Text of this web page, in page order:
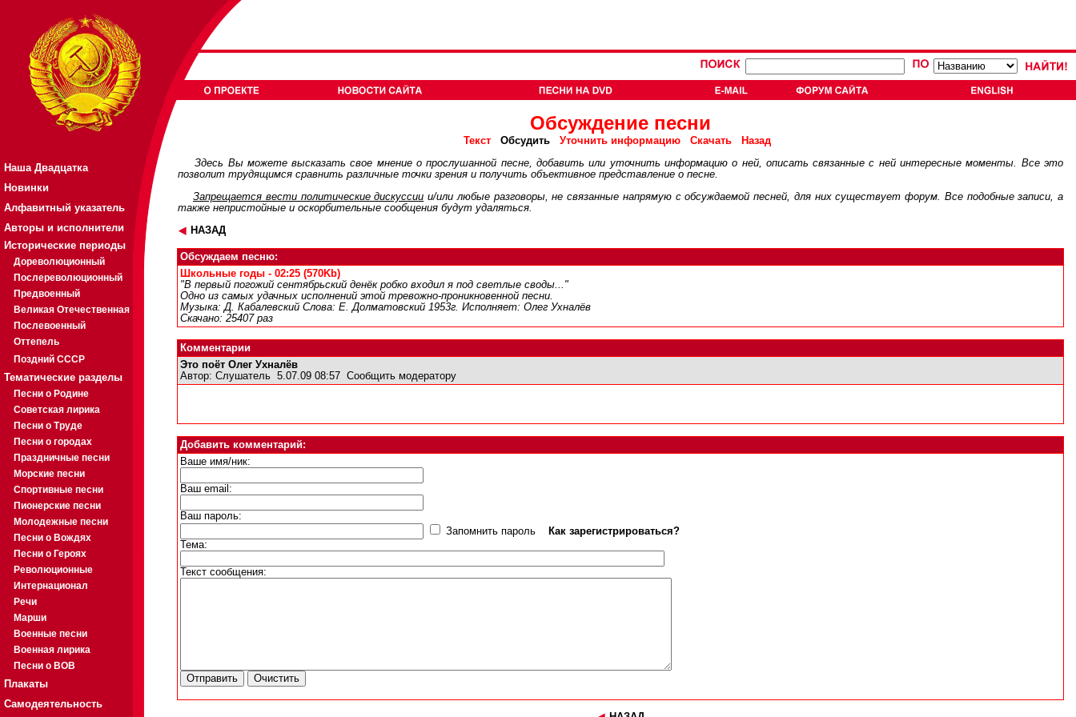
Наша Двадцатка
Новинки
Алфавитный указатель
Авторы и исполнители
Исторические периоды
Дореволюционный
Послереволюционный
Предвоенный
Великая Отечественная
Послевоенный
Оттепель
Поздний СССР
Тематические разделы
Песни о Родине
Советская лирика
Песни о Труде
Песни о городах
Праздничные песни
Морские песни
Спортивные песни
Пионерские песни
Молодежные песни
Песни о Вождях
Песни о Героях
Революционные
Интернационал
Речи
Марши
Военные песни
Военная лирика
Песни о ВОВ
Плакаты
Самодеятельность
Обсуждение песни
Текст Обсудить Уточнить информацию Скачать
Назад
Здесь Вы можете высказать свое мнение о прослушанной песне, добавить или уточнить информацию о ней, описать связанные с ней интересные моменты. Все это
позволит трудящимся сравнить различные точки зрения и получить объективное представление о песне.
Запрещается вести политические дискуcсии и/или любые разговоры, не связанные напрямую с обсуждаемой песней, для них существует форум. Все подобные записи, а
также непристойные и оскорбительные сообщения будут удаляться.
НАЗАД
Обсуждаем песню:
Школьные годы - 02:25 (570Kb)
"В первый погожий сентябрьский денёк робко входил я под светлые своды..."
Одно из самых удачных исполнений этой тревожно-проникновенной песни.
Музыка: Д. Кабалевский Слова: Е. Долматовский 1953г. Исполняет: Олег Ухналёв
Скачано: 25407 раз
Комментарии
Это поёт Олег Ухналёв
Автор: Слушатель 5.07.09 08:57 Сообщить модератору
Добавить комментарий:
Ваше имя/ник:
Ваш email:
Ваш пароль:
Запомнить пароль
Как зарегистрироваться?
Тема:
Текст сообщения: